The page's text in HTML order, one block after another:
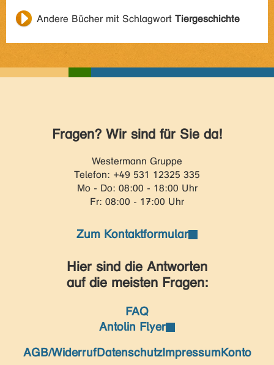
Andere Bücher mit Schlagwort Tiergeschichte